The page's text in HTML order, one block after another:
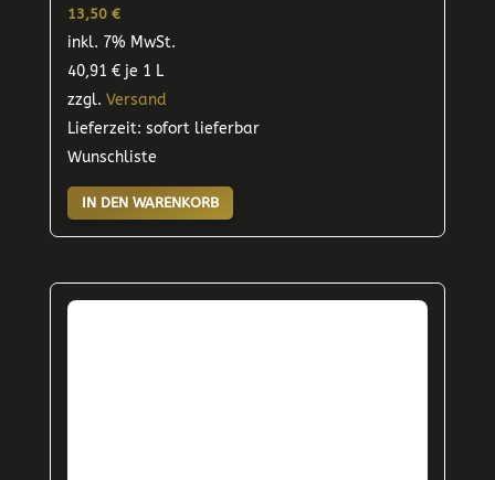
13,50 €
inkl. 7% MwSt.
40,91 €je 1 L
zzgl. Versand
Lieferzeit: sofort lieferbar
Wunschliste
IN DEN WARENKORB